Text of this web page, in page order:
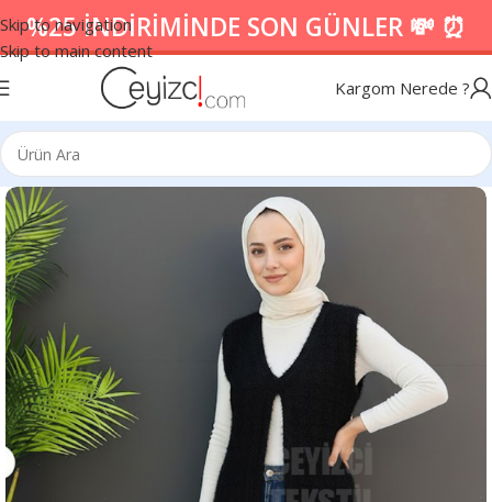
Skip to navigation
Skip to main content
%25 İNDİRİMİNDE SON GÜNLER 💸 ⏰
Kargom Nerede ?